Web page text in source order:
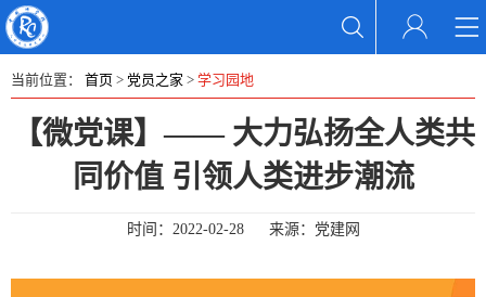
当前位置： 首页 > 党员之家 > 学习园地
【微党课】—— 大力弘扬全人类共
同价值 引领人类进步潮流
时间： 2022-02-28 来源： 党建网